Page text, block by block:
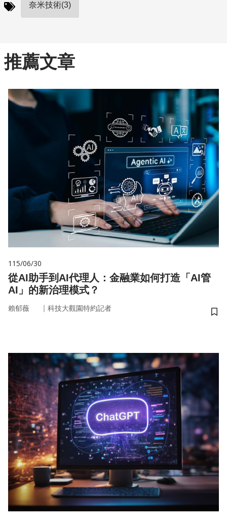
奈米技術(3)
推薦文章
115/06/30
從AI助手到AI代理人：金融業如何打造「AI管
AI」的新治理模式？
賴郁薇 ｜ 科技大觀園特約記者
儲